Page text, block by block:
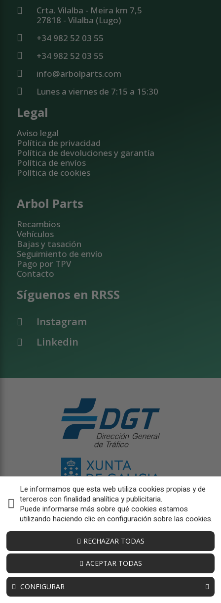
Crta. Vilalba - Meira km 7,5
27818 - Vilalba (Lugo)
+34 982 52 03 55
+34 982 52 03 55
info@arbolparts.com
Lunes a viernes de 7:15 a 15:30
Legal
Aviso legal
Política de privacidad
Política de devoluciones y garantía
Política de envíos
Política de cookies
Arbol Parts
Recambios
Vehículos
Bajas y tasación
Seguimiento de envío
Pago por TPV
Contacto
Síguenos en RRSS
Instagram
Linkedin
Le informamos que esta web utiliza cookies propias y de
terceros con finalidad analítica y publicitaria.
Puede informarse más sobre qué cookies estamos
utilizando haciendo clic en configuración sobre las cookies.
CONFIGURAR
RECHAZAR TODAS
ACEPTAR TODAS